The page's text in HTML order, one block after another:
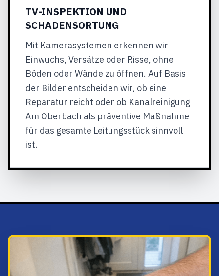
TV-INSPEKTION UND
SCHADENSORTUNG
Mit Kamerasystemen erkennen wir
Einwuchs, Versätze oder Risse, ohne
Böden oder Wände zu öffnen. Auf Basis
der Bilder entscheiden wir, ob eine
Reparatur reicht oder ob Kanalreinigung
Am Oberbach als präventive Maßnahme
für das gesamte Leitungsstück sinnvoll
ist.